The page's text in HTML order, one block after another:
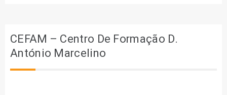
CEFAM – Centro De Formação D.
António Marcelino